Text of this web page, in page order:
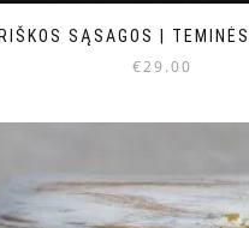
SĄSAGOS |
€29.00